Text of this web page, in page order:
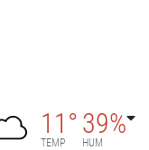
11°
TEMP
39%
HUM